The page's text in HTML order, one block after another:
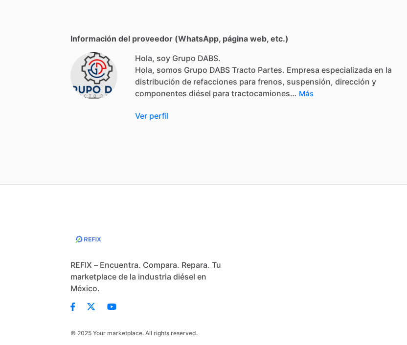
Información del proveedor (WhatsApp, página web, etc.)
Hola, soy Grupo DABS.
Hola, somos Grupo DABS Tracto Partes. Empresa especializada en la
distribución de refacciones para frenos, suspensión, dirección y
componentes diésel para tractocamiones… Más
Ver perfil
REFIX – Encuentra. Compara. Repara. Tu
marketplace de la industria diésel en
México.
© 2025 Your marketplace. All rights reserved.